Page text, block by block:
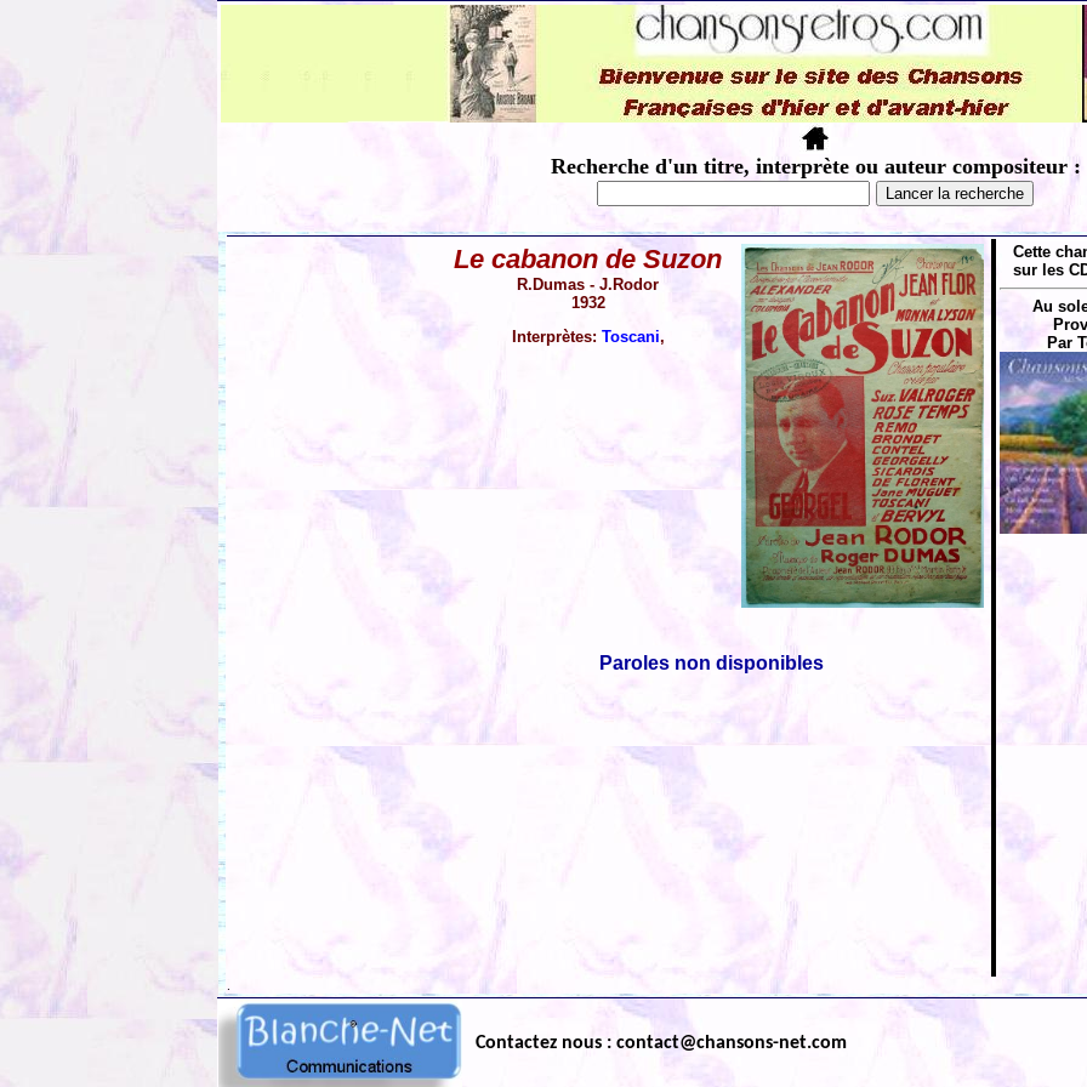
Recherche d'un titre, interprète ou auteur compositeur :
Le cabanon de Suzon
R.Dumas - J.Rodor
1932
Interprètes: Toscani,
Paroles non disponibles
Cette
sur les
Au
Par
Contactez nous : contact@chansons-net.com